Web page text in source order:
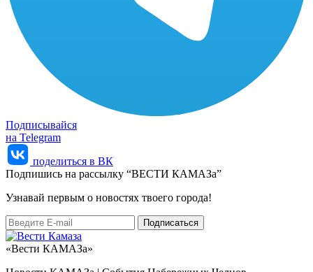
Подписывайся
на Telegram
поделиться в ВК
Подпишись на рассылку “ВЕСТИ КАМАЗа”
Узнaвай первым о новостях твоего города!
«Вести КАМАЗа»